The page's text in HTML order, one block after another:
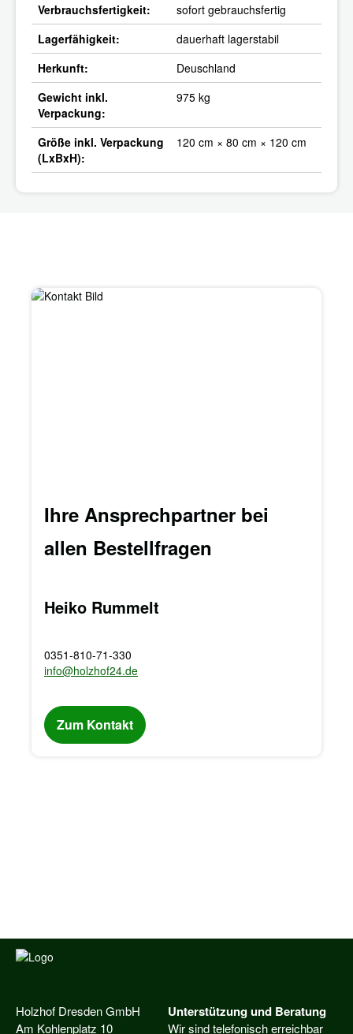
Verbrauchsfertigkeit:
sofort gebrauchsfertig
Lagerfähigkeit:
dauerhaft lagerstabil
Herkunft:
Deuschland
Gewicht inkl.
Verpackung:
975 kg
Größe inkl. Verpackung
(LxBxH):
120 cm × 80 cm × 120 cm
Ihre Ansprechpartner bei
allen Bestellfragen
Heiko Rummelt
0351-810-71-330
info@holzhof24.de
Zum Kontakt
Holzhof Dresden GmbH
Am Kohlenplatz 10
Unterstützung und Beratung
Wir sind telefonisch erreichbar